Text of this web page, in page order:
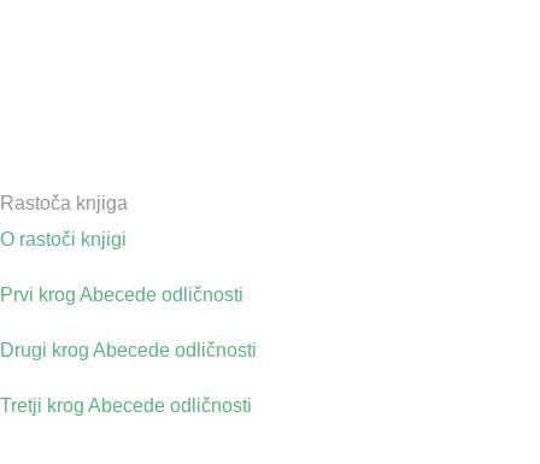
Rastoča knjiga
O rastoči knjigi
Prvi krog Abecede odličnosti
Drugi krog Abecede odličnosti
Tretji krog Abecede odličnosti